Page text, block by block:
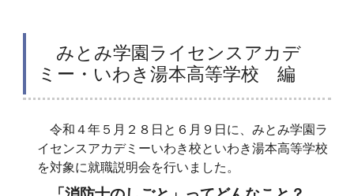
みとみ学園ライセンスアカデ
ミー・いわき湯本高等学校 編
令和４年５月２８日と６月９日に、みとみ学園ラ
イセンスアカデミーいわき校といわき湯本高等学校
を対象に就職説明会を行いました。